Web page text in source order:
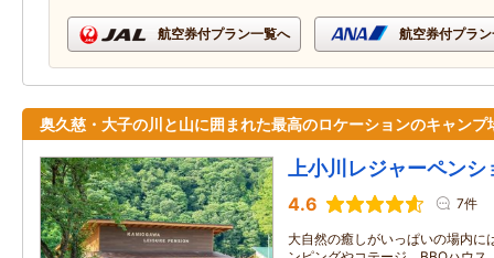
航空券付プラン一覧へ 航空券付プラ
奥久慈・大子の川と山に囲まれた最高のロケーションのキャンプ
上小川レジャーペンシ
4.6 7件
大自然の癒しがいっぱいの場内に